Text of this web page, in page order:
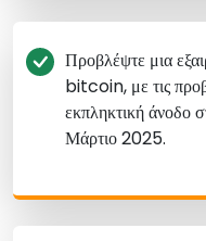
Προβλέψτε μια
bitcoin, με τις
εκπληκτική άνοδο
Μάρτιο 2025.